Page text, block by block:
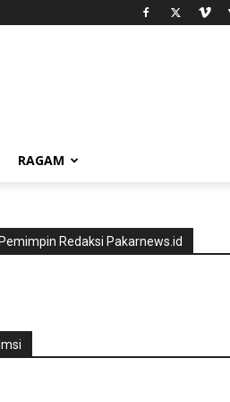
RAGAM
Pemimpin Redaksi Pakarnews.id